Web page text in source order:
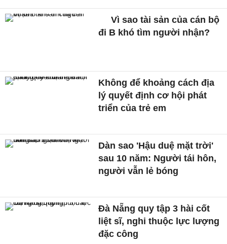
Vì sao tài sản của cán bộ
đi B khó tìm người nhận?
Không để khoảng cách địa
lý quyết định cơ hội phát
triển của trẻ em
Dàn sao 'Hậu duệ mặt trời'
sau 10 năm: Người tái hôn,
người vẫn lẻ bóng
Đà Nẵng quy tập 3 hài cốt
liệt sĩ, nghi thuộc lực lượng
đặc công